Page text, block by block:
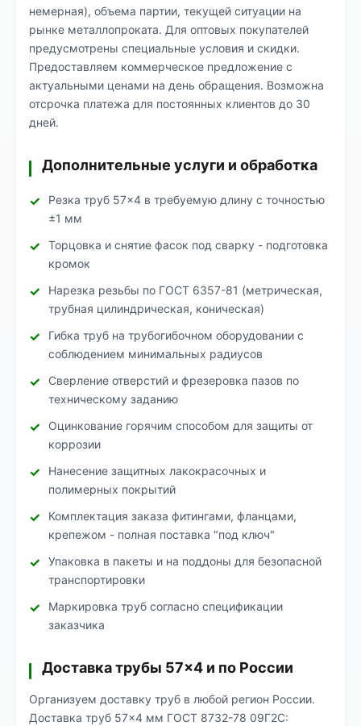
немерная), объема партии, текущей ситуации на
рынке металлопроката. Для оптовых покупателей
предусмотрены специальные условия и скидки.
Предоставляем коммерческое предложение с
актуальными ценами на день обращения. Возможна
отсрочка платежа для постоянных клиентов до 30
дней.
Дополнительные услуги и обработка
Резка труб 57×4 в требуемую длину с точностью
±1 мм
Торцовка и снятие фасок под сварку - подготовка
кромок
Нарезка резьбы по ГОСТ 6357-81 (метрическая,
трубная цилиндрическая, коническая)
Гибка труб на трубогибочном оборудовании с
соблюдением минимальных радиусов
Сверление отверстий и фрезеровка пазов по
техническому заданию
Оцинкование горячим способом для защиты от
коррозии
Нанесение защитных лакокрасочных и
полимерных покрытий
Комплектация заказа фитингами, фланцами,
крепежом - полная поставка "под ключ"
Упаковка в пакеты и на поддоны для безопасной
транспортировки
Маркировка труб согласно спецификации
заказчика
Доставка трубы 57×4 и по России
Организуем доставку труб в любой регион России.
Доставка труб 57×4 мм ГОСТ 8732-78 09Г2С: